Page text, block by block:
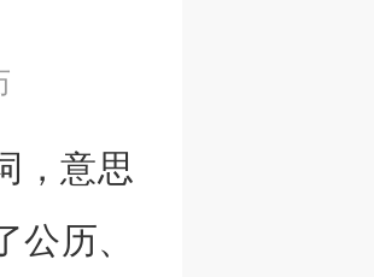
，意思
历、